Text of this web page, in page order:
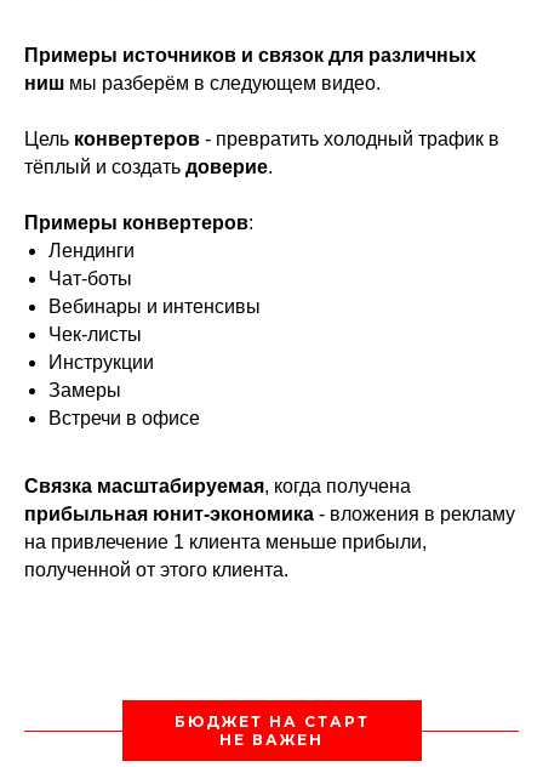
Примеры источников и связок для различных
ниш мы разберём в следующем видео.
Цель конвертеров - превратить холодный трафик в
тёплый и создать доверие.
Примеры конвертеров:
Лендинги
Чат-боты
Вебинары и интенсивы
Чек-листы
Инструкции
Замеры
Встречи в офисе
Связка масштабируемая, когда получена
прибыльная юнит-экономика - вложения в рекламу
на привлечение 1 клиента меньше прибыли,
полученной от этого клиента.
БЮДЖЕТ НА СТАРТ
НЕ ВАЖЕН